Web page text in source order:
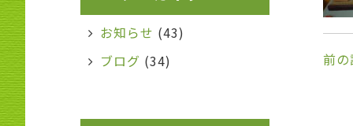
前
お知らせ (43)
ブログ (34)